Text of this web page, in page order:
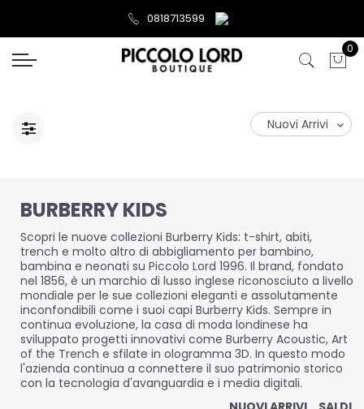
0818713599
0
BURBERRY KIDS
Scopri le nuove collezioni Burberry Kids: t-shirt, abiti,
trench e molto altro di abbigliamento per bambino,
bambina e neonati su Piccolo Lord 1996. Il brand, fondato
nel 1856, è un marchio di lusso inglese riconosciuto a livello
mondiale per le sue collezioni eleganti e assolutamente
inconfondibili come i suoi capi Burberry Kids. Sempre in
continua evoluzione, la casa di moda londinese ha
sviluppato progetti innovativi come Burberry Acoustic, Art
of the Trench e sfilate in ologramma 3D. In questo modo
l'azienda continua a connettere il suo patrimonio storico
con la tecnologia d'avanguardia e i media digitali.